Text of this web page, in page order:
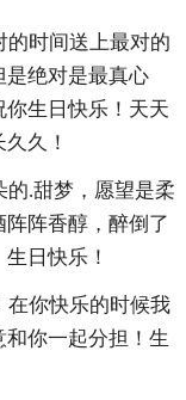
的时间送上最对的
是绝对是最真心
生日快乐！天天
久！
的.甜梦，愿望是柔
阵香醇，醉倒了
日快乐！
在你快乐的时候我
你一起分担！生